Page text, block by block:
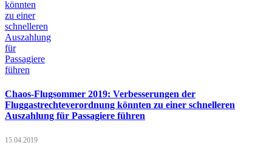
Chaos-Flugsommer 2019: Verbesserungen der
Fluggastrechteverordnung könnten zu einer schnelleren
Auszahlung für Passagiere führen
15.04.2019